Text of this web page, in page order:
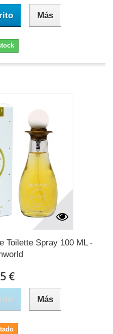
Más
Toilette Spray 100 ML -
€
Más